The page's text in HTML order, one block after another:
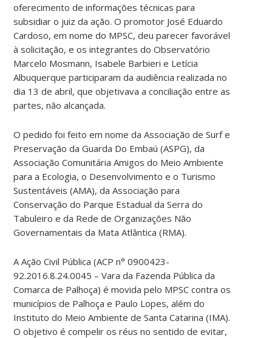
oferecimento de informações técnicas para
subsidiar o juiz da ação. O promotor José Eduardo
Cardoso, em nome do MPSC, deu parecer favorável
à solicitação, e os integrantes do Observatório
Marcelo Mosmann, Isabele Barbieri e Letícia
Albuquerque participaram da audiência realizada no
dia 13 de abril, que objetivava a conciliação entre as
partes, não alcançada.
O pedido foi feito em nome da Associação de Surf e
Preservação da Guarda Do Embaú (ASPG), da
Associação Comunitária Amigos do Meio Ambiente
para a Ecologia, o Desenvolvimento e o Turismo
Sustentáveis (AMA), da Associação para
Conservação do Parque Estadual da Serra do
Tabuleiro e da Rede de Organizações Não
Governamentais da Mata Atlântica (RMA).
A Ação Civil Pública (ACP n° 0900423-
92.2016.8.24.0045 – Vara da Fazenda Pública da
Comarca de Palhoça) é movida pelo MPSC contra os
municípios de Palhoça e Paulo Lopes, além do
Instituto do Meio Ambiente de Santa Catarina (IMA).
O objetivo é compelir os réus no sentido de evitar,